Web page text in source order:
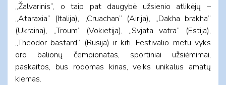
„Žalvarinis”, o taip pat daugybė užsienio atlikėjų –
„Ataraxia” (Italija), „Cruachan” (Airija), „Dakha brakha”
(Ukraina), „Troum” (Vokietija), „Svjata vatra” (Estija),
„Theodor bastard” (Rusija) ir kiti. Festivalio metu vyks
oro balionų čempionatas, sportiniai užsiėmimai,
paskaitos, bus rodomas kinas, veiks unikalus amatų
kiemas.